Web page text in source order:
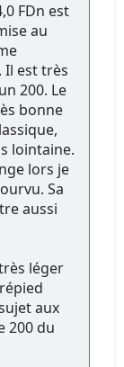
FDn est
au
Il est très
200. Le
bonne
lointaine.
lors je
Sa
aussi
léger
aux
200 du